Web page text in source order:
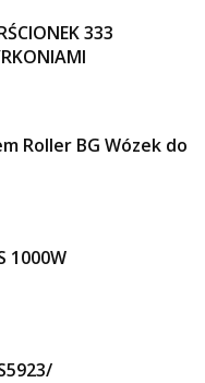
333
Roller BG Wózek do
1000W